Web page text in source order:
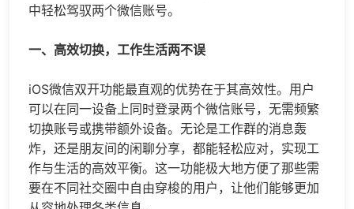
中轻松驾驭两个微信账号。
一、高效切换，工作生活两不误
iOS微信双开功能最直观的优势在于其高效性。用户
可以在同一设备上同时登录两个微信账号，无需频繁
切换账号或携带额外设备。无论是工作群的消息轰
炸，还是朋友间的闲聊分享，都能轻松应对，实现工
作与生活的高效平衡。这一功能极大地方便了那些需
要在不同社交圈中自由穿梭的用户，让他们能够更加